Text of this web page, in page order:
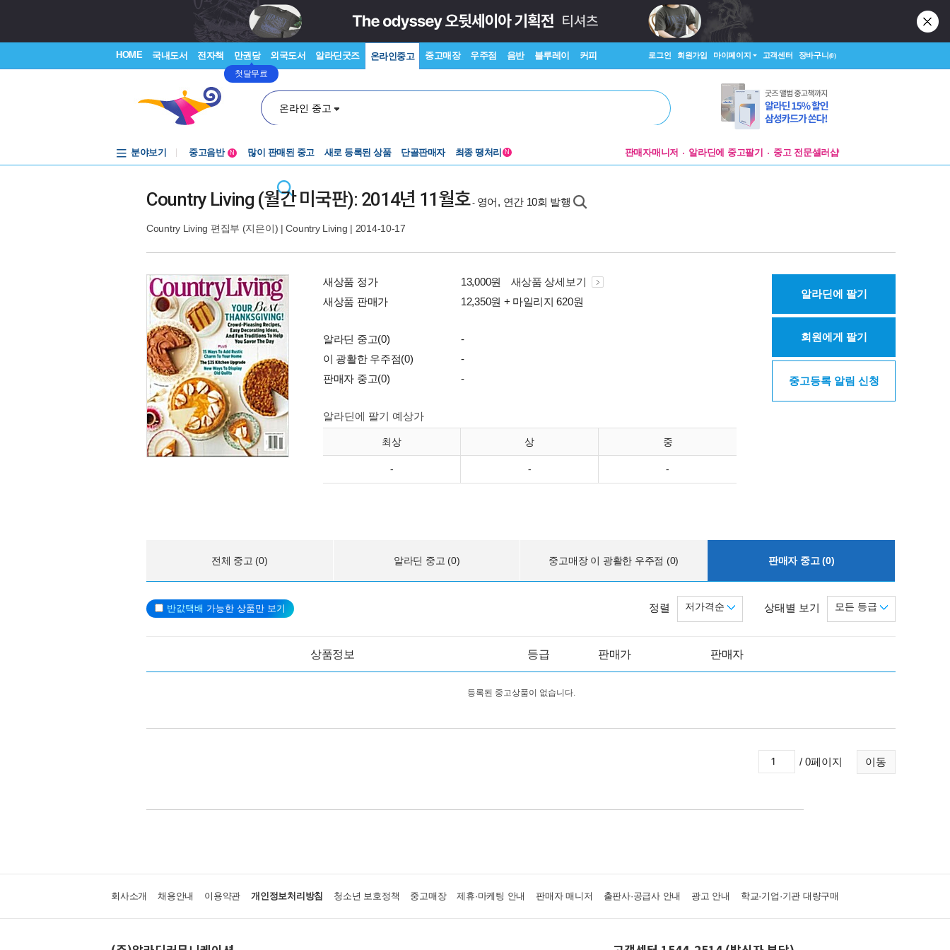
HOME 국내도서 전자책 만권당
첫달무료
외국도서 알라딘굿즈 온라인중고 중고매장 우주점 음반 블루레이 커피 로그인 회원가입 마이페이지 고객센터 장바구니(0)
온라인 중고
분야보기
중고음반
N 많이 판매된 중고 새로 등록된 상품 단골판매자 최종 땡처리 N 판매자매니저 알라딘에 중고팔기 중고 전문셀러샵
Country Living (월간 미국판): 2014년 11월호- 영어, 연간 10회 발행
Country Living 편집부 (지은이) |Country Living | 2014-10-17
새상품 정가 13,000원
새상품 상세보기
새상품 판매가
12,350원 + 마일리지 620원
알라딘 중고(0)
-
이 광활한 우주점(0)
-
판매자 중고(0)
-
알라딘에 팔기 예상가
최상 상 중
- - -
알라딘에 팔기
회원에게 팔기
중고등록 알림 신청
전체 중고 (0) 알라딘 중고 (0) 중고매장 이 광활한 우주점 (0) 판매자 중고 (0)
반값택배 가능한 상품만 보기 상태별 보기 모든 등급
정렬 저가격순
상품정보 등급 판매가 판매자
등록된 중고상품이 없습니다.
이동
/ 0페이지
회사소개 채용안내 이용약관 개인정보처리방침 청소년 보호정책 중고매장 제휴·마케팅 안내 판매자 매니저 출판사·공급사 안내 광고 안내 학교·기업·기관 대량구매